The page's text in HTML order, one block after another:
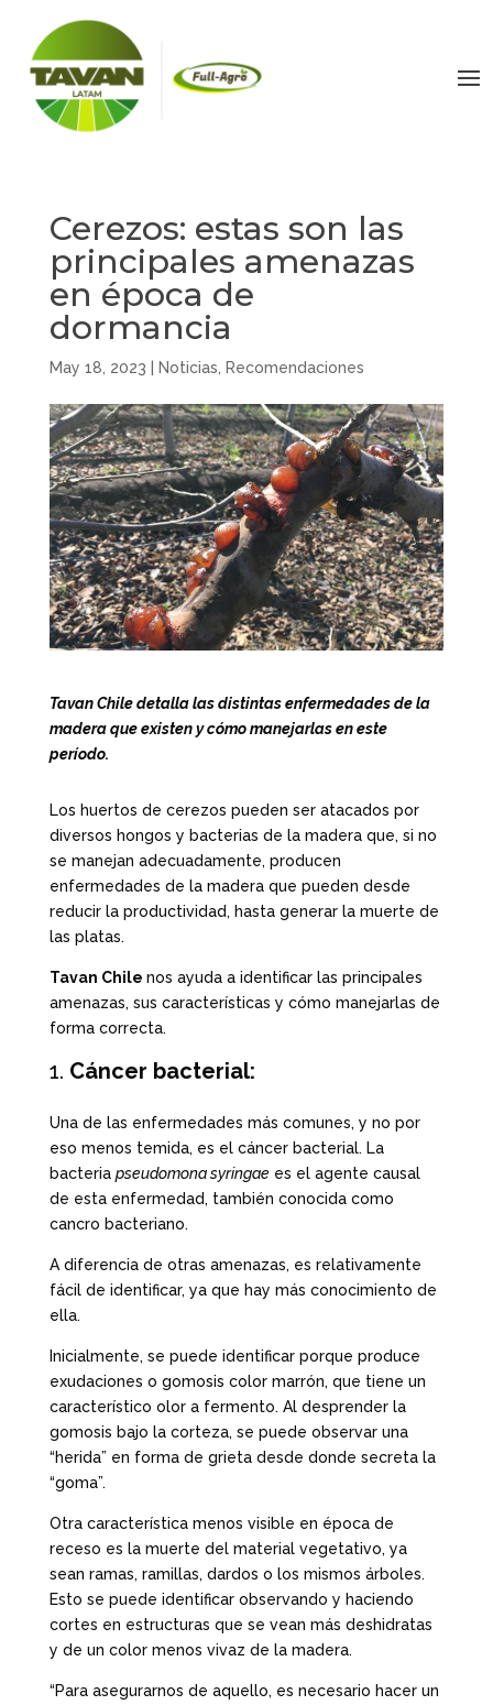
Cerezos: estas son las
principales amenazas
en época de
dormancia
May 18, 2023 Noticias Recomendaciones
Tavan Chile detalla las distintas enfermedades de la
madera que existen y cómo manejarlas en este
período.
Los huertos de cerezos pueden ser atacados por
diversos hongos y bacterias de la madera que, si no
se manejan adecuadamente, producen
enfermedades de la madera que pueden desde
reducir la productividad, hasta generar la muerte de
las platas.
Tavan Chile nos ayuda a identificar las principales
amenazas, sus características y cómo manejarlas de
forma correcta.
Cáncer bacterial:
Una de las enfermedades más comunes, y no por
eso menos temida, es el cáncer bacterial. La
bacteria pseudomona syringaees el agente causal
de esta enfermedad, también conocida como
cancro bacteriano.
A diferencia de otras amenazas, es relativamente
fácil de identificar, ya que hay más conocimiento de
ella.
Inicialmente, se puede identificar porque produce
exudaciones o gomosis color marrón, que tiene un
característico olor a fermento. Al desprender la
gomosis bajo la corteza, se puede observar una
“herida” en forma de grieta desde donde secreta la
“goma”.
Otra característica menos visible en época de
receso es la muerte del material vegetativo, ya
sean ramas, ramillas, dardos o los mismos árboles.
Esto se puede identificar observando y haciendo
cortes en estructuras que se vean más deshidratas
y de un color menos vivaz de la madera.
“Para asegurarnos de aquello, es necesario hacer un